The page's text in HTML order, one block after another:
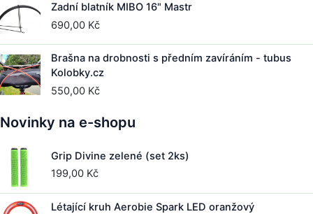
Zadní blatník MIBO 16" Mastr
690,00 Kč
Brašna na drobnosti s předním zavíráním - tubus
Kolobky.cz
550,00 Kč
Novinky na e-shopu
Grip Divine zelené (set 2ks)
199,00 Kč
Létající kruh Aerobie Spark LED oranžový